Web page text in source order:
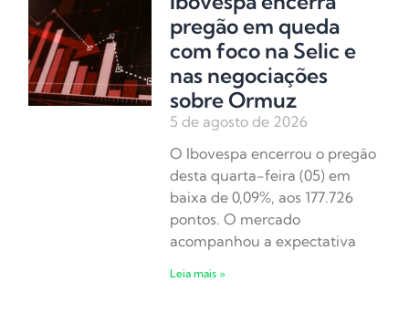
pregão em queda
com foco na Selic e
nas negociações
sobre Ormuz
5 de agosto de 2026
O Ibovespa encerrou o pregão
desta quarta-feira (05) em
baixa de 0,09%, aos 177.726
pontos. O mercado
acompanhou a expectativa
Leia mais »